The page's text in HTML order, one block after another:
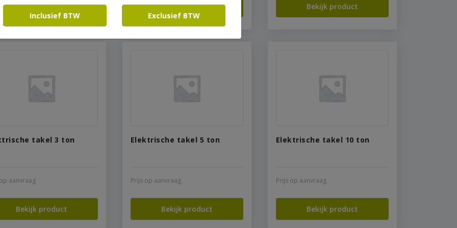
Bekijk product Bekijk product Bekijk product
takel 3 ton
aanvraag
Bekijk product
Elektrische takel 5 ton
Prijs op aanvraag
Bekijk product
Elektrische takel 10 ton
Prijs op aanvraag
Bekijk product
Inclusief BTW Exclusief BTW